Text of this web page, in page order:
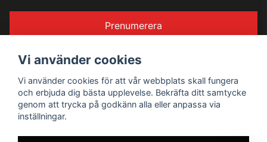
Prenumerera
Följ oss
Facebook
Instagram
LinkedIn
TikTok
Vi använder cookies
Vi använder cookies för att vår webbplats skall fungera
och erbjuda dig bästa upplevelse. Bekräfta ditt samtycke
genom att trycka på godkänn alla eller anpassa via
inställningar.